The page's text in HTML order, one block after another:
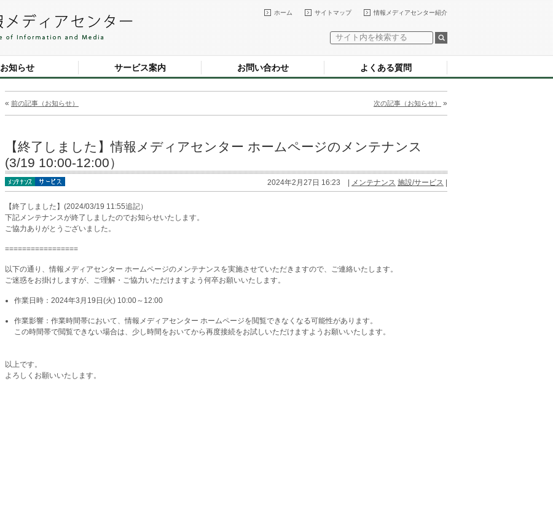
情報メディアセンター紹介
サイトマップ
ホーム
お知らせ サービス案内 お問い合わせ よくある質問
« 前の記事（お知らせ） 次の記事（お知らせ） »
【終了しました】情報メディアセンター ホームページのメンテナンス
(3/19 10:00-12:00）
2024年2月27日 16:23 | メンテナンス 施設/サービス
【終了しました】(2024/03/19 11:55追記）
下記メンテナンスが終了しましたのでお知らせいたします。
ご協力ありがとうございました。
=================
以下の通り、情報メディアセンター ホームページのメンテナンスを実施させていただきますので、ご連絡いたします。
ご迷惑をお掛けしますが、ご理解・ご協力いただけますよう何卒お願いいたします。
作業日時：2024年3月19日(火) 10:00～12:00
作業影響：作業時間帯において、情報メディアセンター ホームページを閲覧できなくなる可能性があります。
この時間帯で閲覧できない場合は、少し時間をおいてから再度接続をお試しいただけますようお願いいたします。
以上です。
よろしくお願いいたします。